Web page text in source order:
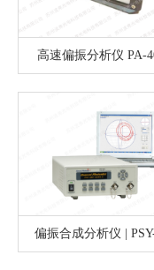
高速偏振分析仪 PA-
偏振合成分析仪 |